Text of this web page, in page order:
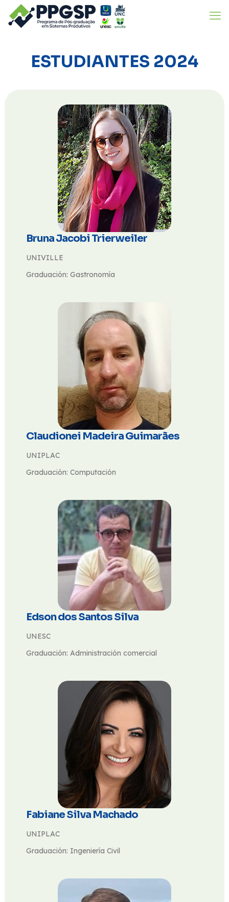
ESTUDIANTES 2024
Bruna Jacobi Trierweiler
UNIVILLE
Graduación: Gastronomía
Claudionei Madeira Guimarães
UNIPLAC
Graduación: Computación
Edson dos Santos Silva
UNESC
Graduación: Administración comercial
Fabiane Silva Machado
UNIPLAC
Graduación: Ingeniería Civil